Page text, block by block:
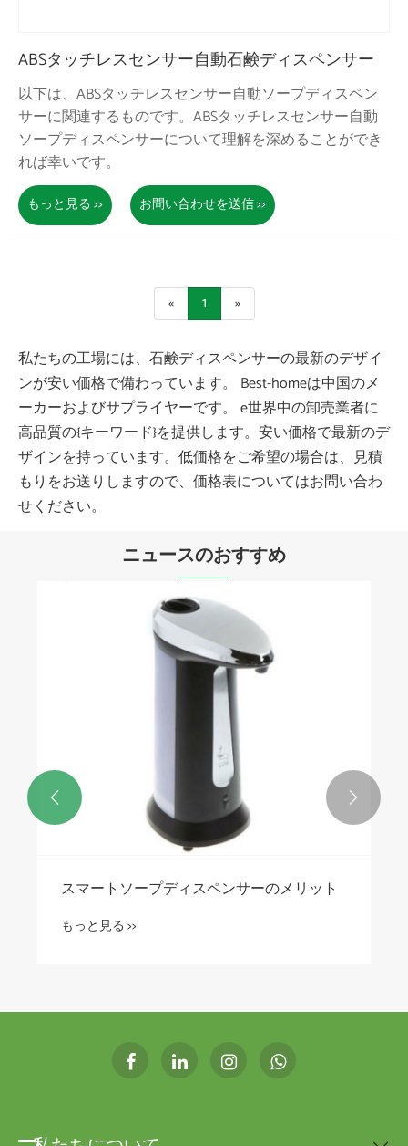
ABSタッチレスセンサー自動石鹸ディスペンサー
以下は、ABSタッチレスセンサー自動ソープディスペン
サーに関連するものです。ABSタッチレスセンサー自動
ソープディスペンサーについて理解を深めることができ
れば幸いです。
もっと見る >> お問い合わせを送信 >>
« 1 »
私たちの工場には、石鹸ディスペンサーの最新のデザイ
ンが安い価格で備わっています。 Best-homeは中国のメ
ーカーおよびサプライヤーです。 e世界中の卸売業者に
高品質の{キーワード}を提供します。安い価格で最新のデ
ザインを持っています。低価格をご希望の場合は、見積
もりをお送りしますので、価格表についてはお問い合わ
せください。
ニュースのおすすめ
をどの 食器について知っておくべきことす
 